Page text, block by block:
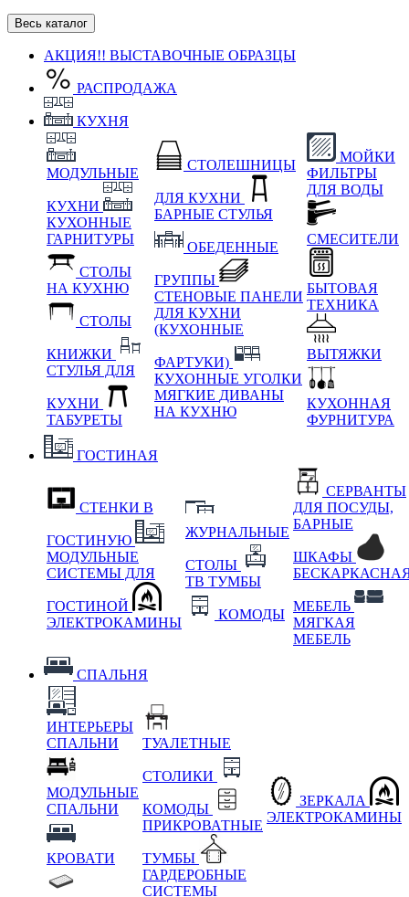
Весь каталог
АКЦИЯ!! ВЫСТАВОЧНЫЕ ОБРАЗЦЫ
РАСПРОДАЖА
КУХНЯ
МОДУЛЬНЫЕ
КУХНИ
КУХОННЫЕ
ГАРНИТУРЫ
СТОЛЫ
НА КУХНЮ
СТОЛЫ
КНИЖКИ
СТУЛЬЯ ДЛЯ
КУХНИ
ТАБУРЕТЫ
СТОЛЕШНИЦЫ
ДЛЯ КУХНИ
БАРНЫЕ СТУЛЬЯ
ОБЕДЕННЫЕ
ГРУППЫ
СТЕНОВЫЕ ПАНЕЛИ
ДЛЯ КУХНИ
(КУХОННЫЕ
ФАРТУКИ)
КУХОННЫЕ УГОЛКИ
МЯГКИЕ ДИВАНЫ
НА КУХНЮ
МОЙКИ
ФИЛЬТРЫ
ДЛЯ ВОДЫ
СМЕСИТЕЛИ
БЫТОВАЯ
ТЕХНИКА
ВЫТЯЖКИ
КУХОННАЯ
ФУРНИТУРА
ГОСТИНАЯ
СТЕНКИ В
ГОСТИНУЮ
МОДУЛЬНЫЕ
СИСТЕМЫ ДЛЯ
ГОСТИНОЙ
ЭЛЕКТРОКАМИНЫ
ЖУРНАЛЬНЫЕ
СТОЛЫ
ТВ ТУМБЫ
КОМОДЫ
СЕРВАНТЫ
ДЛЯ ПОСУДЫ,
БАРНЫЕ
ШКАФЫ
МЕБЕЛЬ
МЯГКАЯ
МЕБЕЛЬ
СПАЛЬНЯ
ИНТЕРЬЕРЫ
СПАЛЬНИ
МОДУЛЬНЫЕ
СПАЛЬНИ
КРОВАТИ
ТУАЛЕТНЫЕ
СТОЛИКИ
КОМОДЫ
ПРИКРОВАТНЫЕ
ТУМБЫ
ГАРДЕРОБНЫЕ
СИСТЕМЫ
ЗЕРКАЛА
ЭЛЕКТРОКАМИНЫ